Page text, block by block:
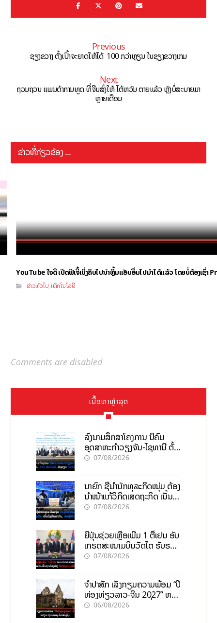
Previous
ຊຽງຂວາງ ຕັ້ງເປົ້າຈະຍາດໃຫ້ໄດ້ 100 ກວ່າຫຼຽນ ໃນຊຽງຂວາງເກມ
Next
ຖວນຖວນ ແພນດ້າການທູດ ທີ່ຈີນສົ່ງໃຫ້ ໄຕ້ຫວັນ ຕາຍແລ້ວ ຫຼັງບໍ່ສະບາຍມາ
ຫຼາຍເດືອນ
ຂ່າວທີ່ກ່ຽວຂ້ອງ ...
YouTube ໃຈດີ ເປີດຟີເຈີ້ເບິ່ງຄິບໄປນຳຫຼິ້ນແອັບອື່ນໄປນຳໄດ້ແລ້ວ ໂດຍບໍ່ຕ້ອງເຊົ່າ
ຂ່າວທົ່ວໄປ ,ເທັກໂນໂລຢີ
Comments are disabled
ເນື້ອຫາຫຼ້າສຸດ
ລົງນາມສຶກສາໂຄງການ ນິຄົມ
ອຸດສາຫະກຳວຽງຈັນ-ໄຊທານີ ຕັ້ງ
ເປົ້າດຶງທຶນ 150 ລ້ານໂດລາ, ສ້າງ
07/08/2026
ນາຍົກ ຊີ້ນຳນັກທຸລະກິດໜຸ່ມ ຕ້ອງ
ນຳໜ້າແກ້ວິກິດເສດຖະກິດ ເນັ້ນດຶງ
ທຶນສາກົນ, ຫັນສູ່ດິຈິຕອນ
07/08/2026
ຍີ່ປຸ່ນຊ່ວຍເຫຼືອເພີ່ມ 1 ຕື້ເຢນ ອັບ
ເກຣດສະໜາມບິນວັດໄຕ ຮັບຮອງ
ການເຕີບໂຕ
07/08/2026
ຈຳປາສັກ ເລັ່ງກຽມຄວາມພ້ອມ “ປີ
ທ່ອງທ່ຽວລາວ-ຈີນ 2027” ຫວັງ
ກະຕຸ້ນເສດຖະກິດທ້ອງຖິ່ນ
06/08/2026